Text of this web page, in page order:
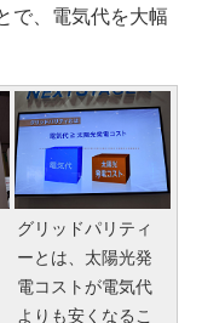
で、電気代を大幅
グリッドパリティ
ーとは、太陽光発
電コストが電気代
よりも安くなるこ